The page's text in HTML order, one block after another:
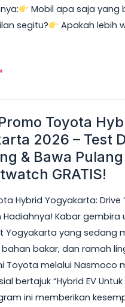
Mobil apa saja yang
segitu?
Apakah lebih
Toyota
2026 – Test
& Bawa
GRATIS!
Hybrid Yogyakarta: Drive
Hadiahnya! Kabar gembira
Yogyakarta yang sedang
bakar, dan ramah
Toyota melalui Nasmoco
bertajuk “Hybrid EV
ini memberikan